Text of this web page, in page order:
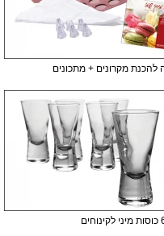
להכנת מקרונים + מתכונים